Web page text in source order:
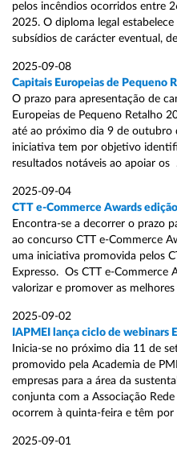
pelos incêndios ocorridos entre
2025. O diploma legal
subsídios de carácter eventual,
2025-09-08
Capitais Europeias de Pequeno
O prazo para apresentação de
Europeias de Pequeno Retalho
até ao próximo dia 9 de outubro
iniciativa tem por objetivo
resultados notáveis ao apoiar os
2025-09-04
CTT e-Commerce Awards
Encontra-se a decorrer o prazo
ao concurso CTT e-Commerce
uma iniciativa promovida pelos
Expresso. Os CTT e-Commerce
valorizar e promover as
2025-09-02
IAPMEI lança ciclo de webinars
Inicia-se no próximo dia 11 de
promovido pela Academia de
empresas para a área da
conjunta com a Associação
ocorrem à quinta-feira e têm
2025-09-01